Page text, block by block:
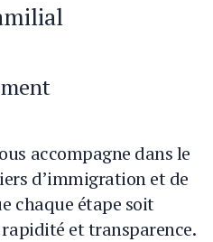
accompagne dans le
d’immigration et de
chaque étape soit
et transparence.